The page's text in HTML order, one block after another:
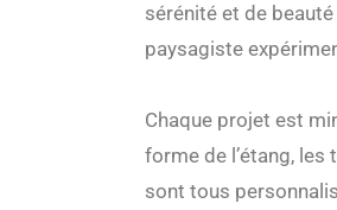
sérénité et de
paysagiste
Chaque projet est
forme de l’étang,
sont tous